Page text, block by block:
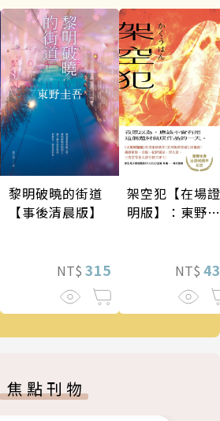
黎明破曉的街道
【事後清晨版】
NT$ 315
架空犯【在場證
明版】：東野圭
蝠》系列重磅新
NT$
焦點刊物